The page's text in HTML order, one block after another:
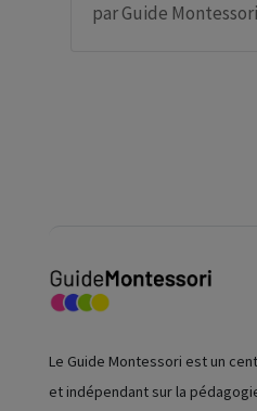
parGuide Montessori
Le Guide Montessori est un
et indépendant sur la